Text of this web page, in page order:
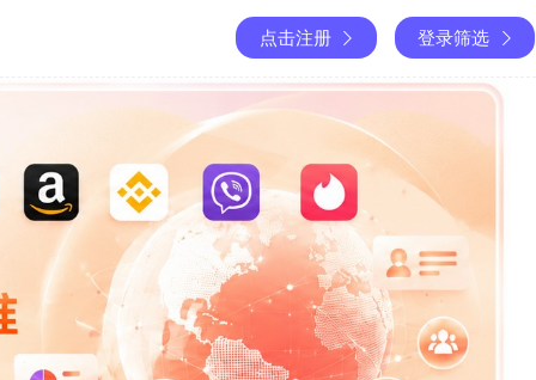
点击注册 登录筛选